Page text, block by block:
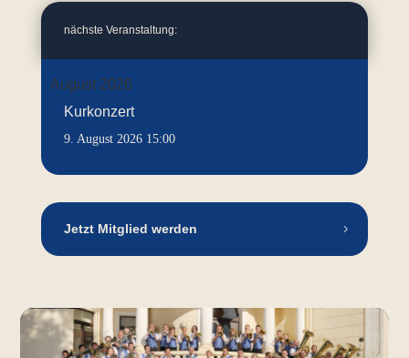
nächste Veranstaltung:
August 2026
Kurkonzert
9. August 202615:00
Jetzt Mitglied werden